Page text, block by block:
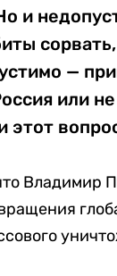
и
—
или
этот
Владимир